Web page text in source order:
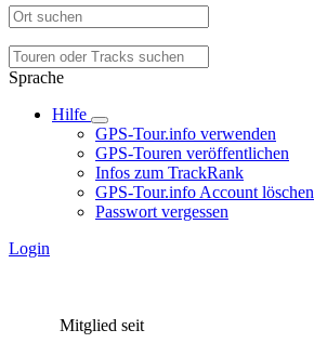
Sprache
Hilfe
GPS-Tour.info verwenden
GPS-Touren veröffentlichen
Infos zum TrackRank
GPS-Tour.info Account löschen
Passwort vergessen
Login
Mitglied seit